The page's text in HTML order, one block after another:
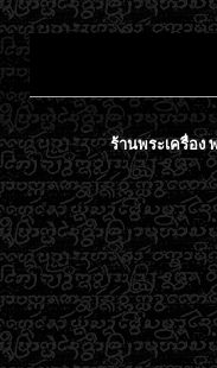
ร้านพระเครื่อง